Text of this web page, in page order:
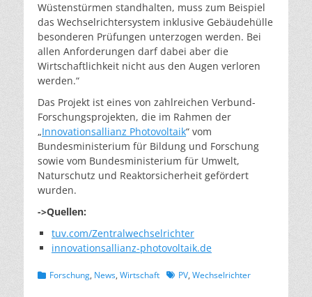
Wüstenstürmen standhalten, muss zum Beispiel
das Wechselrichtersystem inklusive Gebäudehülle
besonderen Prüfungen unterzogen werden. Bei
allen Anforderungen darf dabei aber die
Wirtschaftlichkeit nicht aus den Augen verloren
werden.“
Das Projekt ist eines von zahlreichen Verbund-
Forschungsprojekten, die im Rahmen der
„Innovationsallianz Photovoltaik“ vom
Bundesministerium für Bildung und Forschung
sowie vom Bundesministerium für Umwelt,
Naturschutz und Reaktorsicherheit gefördert
wurden.
->Quellen:
tuv.com/Zentralwechselrichter
innovationsallianz-photovoltaik.de
Kategorien
Forschung, News, Wirtschaft Schlagworte
PV, Wechselrichter